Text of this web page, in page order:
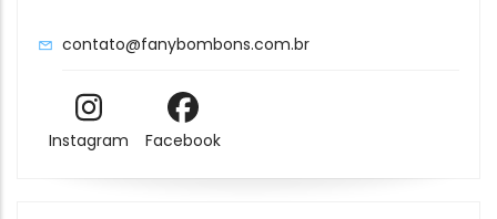
contato@fanybombons.com.br
Instagram Facebook